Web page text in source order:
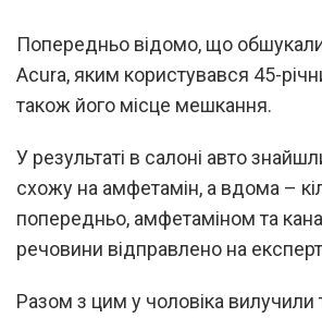
Попередньо відомо, що
Acura, яким користувався 45-
також його місце мешкання.
У результаті в салоні авто
схожу на амфетамін, а вдома –
попередньо, амфетаміном та
речовини відправлено на
Разом з цим у чоловіка вилучили